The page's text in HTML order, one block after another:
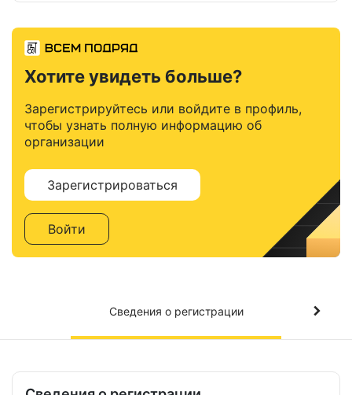
Хотите увидеть больше?
Зарегистрируйтесь или войдите в профиль,
чтобы узнать полную информацию об
организации
Зарегистрироваться
Войти
Сведения о регистрации